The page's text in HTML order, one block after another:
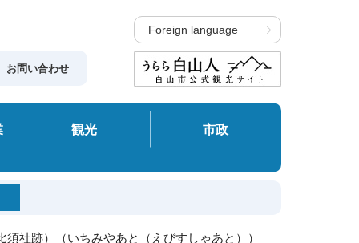
お問い合わせ
Foreign language
観光 市政
須社跡）（いちみやあと（えびすしゃあと））